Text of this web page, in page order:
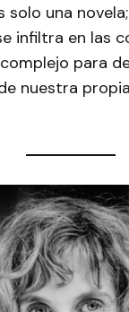
solo una
infiltra en las
para
nuestra